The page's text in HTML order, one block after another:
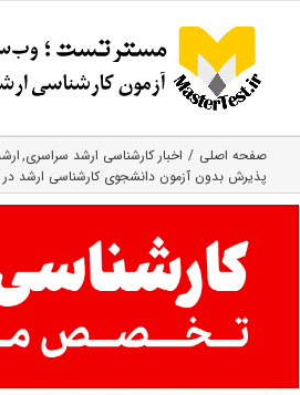
content
صفحه اصلی اخبار کارشناسی ارشد سراسری
پذیرش بدون آزمون دانشجوی کارشناسی ارشد